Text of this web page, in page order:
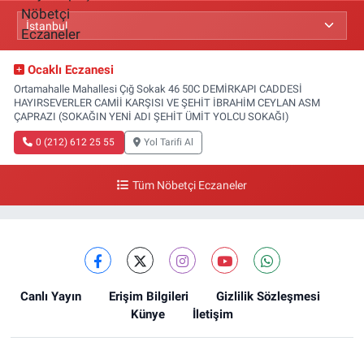
Ocaklı Eczanesi
Ortamahalle Mahallesi Çığ Sokak 46 50C DEMİRKAPI CADDESİ
HAYIRSEVERLER CAMİİ KARŞISI VE ŞEHİT İBRAHİM CEYLAN ASM
ÇAPRAZI (SOKAĞIN YENİ ADI ŞEHİT ÜMİT YOLCU SOKAĞI)
0 (212) 612 25 55 Yol Tarifi Al
Tüm Nöbetçi Eczaneler
Canlı Yayın Erişim Bilgileri
Gizlilik Sözleşmesi
Künye
İletişim